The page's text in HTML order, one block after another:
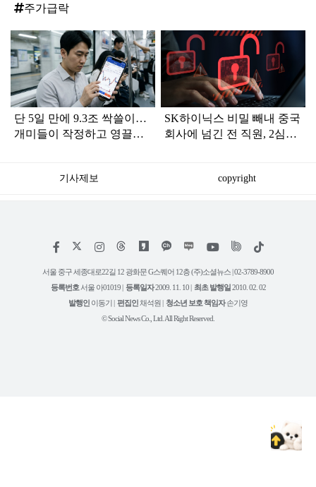
주가급락
탑
라
인
단 5일 만에 9.3조 싹쓸이…
개미들이 작정하고 영끌한
SK하이닉스 비밀 빼내 중국
회사에 넘긴 전 직원, 2심서
기사제보 copyright
페
스
인
타
램
위
트
유
튜
틱
서울 중구 세종대로22길 12 광화문 G스퀘어 12층 (주)소셜뉴스 | 02-3789-8900
등록번호 서울 아01019 | 등록일자2009. 11. 10 | 최초 발행일2010. 02. 02
발행인 이동기 | 편집인채석원 | 청소년 보호 책임자손기영
© Social News Co., Ltd. All Right Reserved.